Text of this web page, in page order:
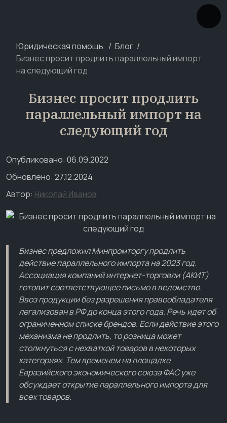
Юридическая помощь
Блог
Бизнес просит продлить параллельный импорт
на следующий год
Бизнес просит продлить
параллельный импорт на
следующий год
Опубликовано: 06.09.2022
Обновлено: 27.12.2024
Автор: Николай Иванов
Бизнес предложил Минпромторгу продлить
действие параллельного импорта на 2023 год.
Ассоциация компаний интернет-торговли (АКИТ)
готовит соответствующее письмо в ведомство.
Ввоз продукции без разрешения правообладателя
легализован в РФ до конца этого года. Речь идет об
ограниченном списке брендов. Если действие этого
механизма не продлить, то розница может
столкнуться с нехваткой товаров в некоторых
категориях. Тем временем на площадке
Евразийского экономического союза ФАС уже
обсуждает открытие параллельного импорта для
всех товаров.